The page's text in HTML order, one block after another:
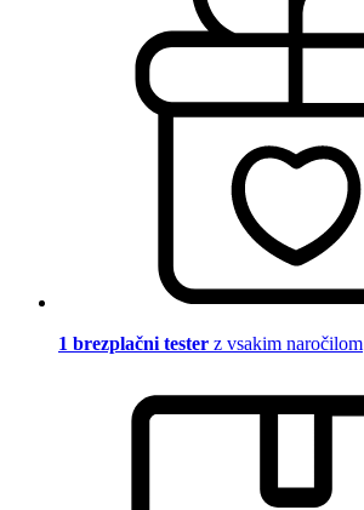
1 brezplačni tester z vsakim naročilom